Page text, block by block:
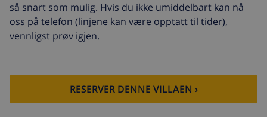
så snart som mulig. Hvis du ikke umiddelbart kan nå
oss på telefon (linjene kan være opptatt til tider),
vennligst prøv igjen.
RESERVER DENNE VILLAEN ›